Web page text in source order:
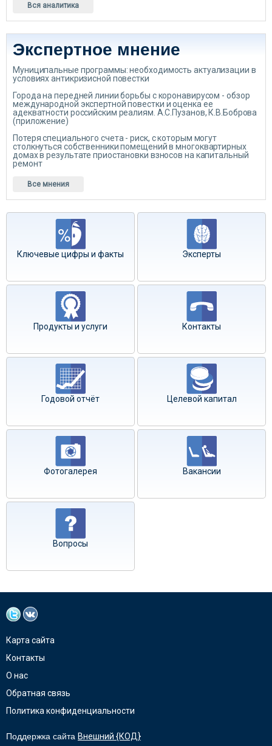
Вся аналитика
Экспертное мнение
Муниципальные программы: необходимость актуализации в
условиях антикризисной повестки
Города на передней линии борьбы с коронавирусом - обзор
международной экспертной повестки и оценка ее
адекватности российским реалиям. А.С.Пузанов, К.В.Боброва
(приложение)
Потеря специального счета - риск, с которым могут
столкнуться собственники помещений в многоквартирных
домах в результате приостановки взносов на капитальный
ремонт
Все мнения
Ключевые цифры и факты Эксперты
Продукты и услуги Контакты
Годовой отчёт Целевой капитал
Фотогалерея Вакансии
Вопросы
Карта сайта
Контакты
О нас
Обратная связь
Политика конфиденциальности
Поддержка сайта Внешний {КОД}